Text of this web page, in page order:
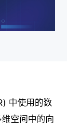
中使用的数
空间中的向